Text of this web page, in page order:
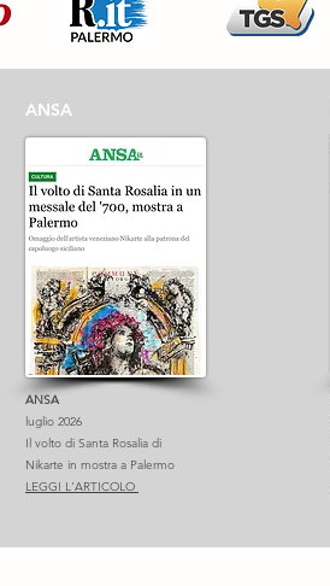
ANSA
ANSA
luglio 2026
Il volto di Santa Rosalia di
Nikarte in mostra a Palermo
LEGGI L'ARTICOLO